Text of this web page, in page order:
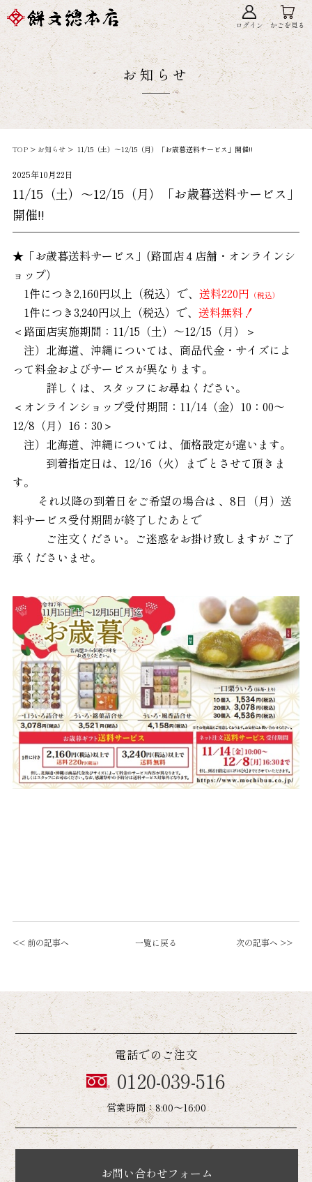
ログイン かごを見る
お知らせ
TOP> お知らせ> 11/15（土）～12/15（月）「お歳暮送料サービス」開催!!
2025年10月22日
11/15（土）～12/15（月）「お歳暮送料サービス」
開催!!
★「お歳暮送料サービス」(路面店４店舗・オンラインシ
ョップ）
1件につき2,160円以上（税込）で、 送料220円 （税込）
1件につき3,240円以上（税込）で、 送料無料！
＜路面店実施期間：11/15（土）～12/15（月）＞
注）北海道、沖縄については、商品代金・サイズによ
って料金およびサービスが異なります。
詳しくは、スタッフにお尋ねください。
＜オンラインショップ受付期間：11/14（金）10：00～
12/8（月）16：30＞
注）北海道、沖縄については、価格設定が違います。
到着指定日は、12/16（火）までとさせて頂きま
す。
それ以降の到着日をご希望の場合は 、8日（月）送
料サービス受付期間が終了したあとで
ご注文くださ い。 ご迷惑をお掛け致しますが ご了
承くださいませ。
<< 前の記事へ 一覧に戻る 次の記事へ >>
電話でのご注文
0120-039-516
営業時間：8:00～16:00
お問い合わせフォーム